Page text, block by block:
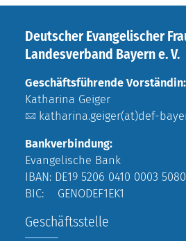
Deutscher Evangelischer
Landesverband Bayern e. V.
Geschäftsführende Vorständin:
Katharina Geiger
katharina.geiger(at)def-
Bankverbindung:
Evangelische Bank
IBAN: DE19 5206 0410 0003
BIC: GENODEF1EK1
Geschäftsstelle